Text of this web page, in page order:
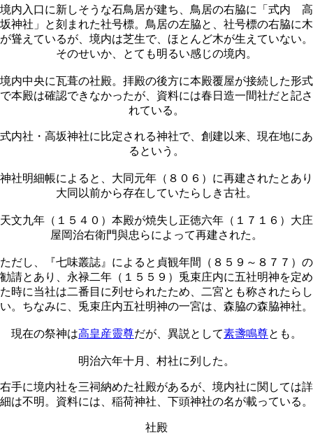
境内入口に新しそうな石鳥居が建ち、鳥居の右脇に「式内 高
坂神社」と刻まれた社号標。鳥居の左脇と、社号標の右脇に木
が聳えているが、境内は芝生で、ほとんど木が生えていない。
そのせいか、とても明るい感じの境内。
境内中央に瓦葺の社殿。拝殿の後方に本殿覆屋が接続した形式
で本殿は確認できなかったが、資料には春日造一間社だと記さ
れている。
式内社・高坂神社に比定される神社で、創建以来、現在地にあ
るという。
神社明細帳によると、大同元年（８０６）に再建されたとあり
大同以前から存在していたらしき古社。
天文九年（１５４０）本殿が焼失し正徳六年（１７１６）大庄
屋岡治右衛門與忠らによって再建された。
ただし、『七味叢誌』によると貞観年間（８５９～８７７）の
勧請とあり、永禄二年（１５５９）兎束庄内に五社明神を定め
た時に当社は二番目に列せられたため、二宮とも称されたらし
い。ちなみに、兎束庄内五社明神の一宮は、森脇の森脇神社。
現在の祭神は高皇産靈尊だが、異説として素盞鳴尊とも。
明治六年十月、村社に列した。
右手に境内社を三祠納めた社殿があるが、境内社に関しては詳
細は不明。資料には、稲荷神社、下頭神社の名が載っている。
社殿